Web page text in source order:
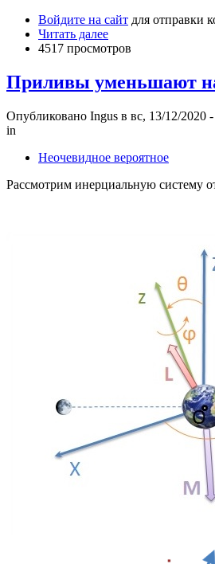
Войдите на сайт для отправки
Читать далее
4517 просмотров
Приливы уменьшают
Опубликовано Ingus в вс, 13/12/2020
in
Неочевидное вероятное
Рассмотрим инерциальную систему